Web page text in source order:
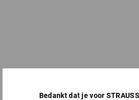
Bedankt dat je voor